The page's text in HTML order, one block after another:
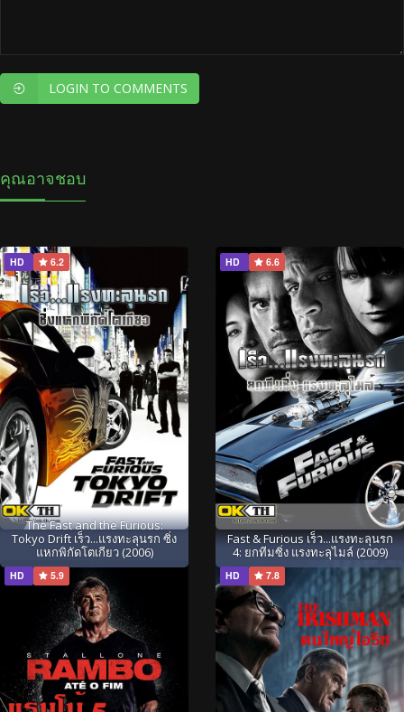
LOGIN TO COMMENTS
คุณอาจชอบ
HD 6.2
The Fast and the Furious:
Tokyo Drift เร็ว...แรงทะลุนรก ซิ่ง
แหกพิกัดโตเกียว (2006)
HD 6.6
Fast & Furious เร็ว...แรงทะลุนรก
4: ยกทีมซิ่ง แรงทะลุไมล์ (2009)
HD 5.9 HD 7.8